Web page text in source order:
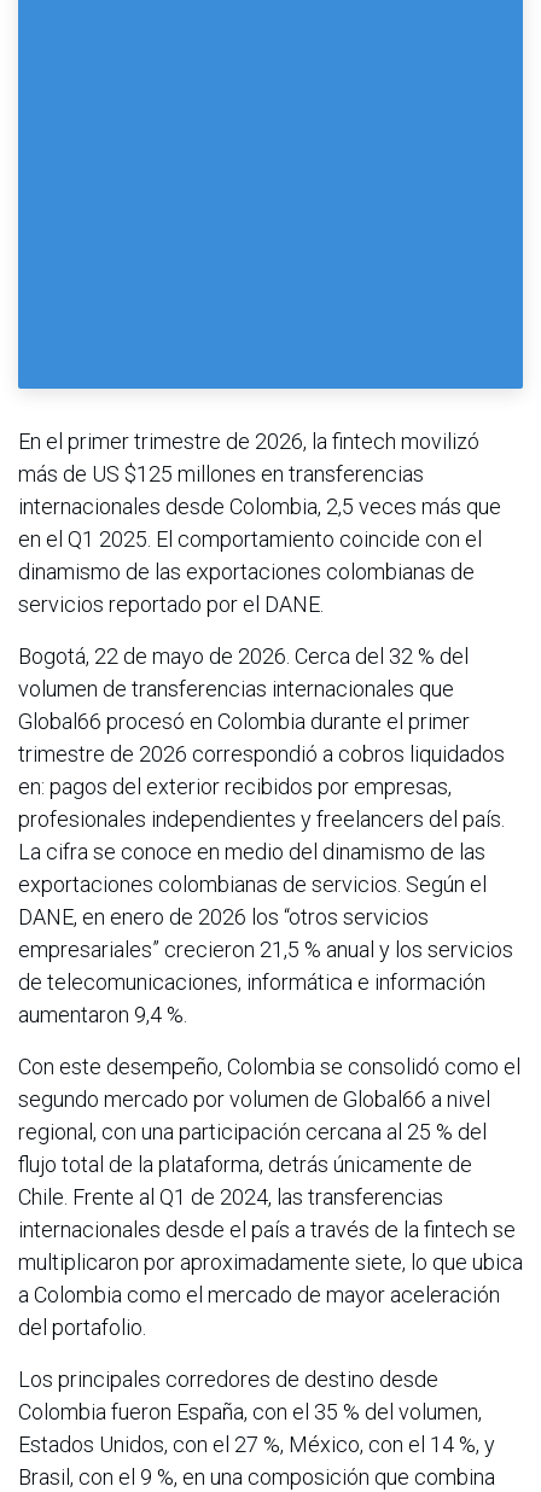
En el primer trimestre de 2026, la fintech movilizó
más de US $125 millones en transferencias
internacionales desde Colombia, 2,5 veces más que
en el Q1 2025. El comportamiento coincide con el
dinamismo de las exportaciones colombianas de
servicios reportado por el DANE.
Bogotá, 22 de mayo de 2026. Cerca del 32 % del
volumen de transferencias internacionales que
Global66 procesó en Colombia durante el primer
trimestre de 2026 correspondió a cobros liquidados
en: pagos del exterior recibidos por empresas,
profesionales independientes y freelancers del país.
La cifra se conoce en medio del dinamismo de las
exportaciones colombianas de servicios. Según el
DANE, en enero de 2026 los “otros servicios
empresariales” crecieron 21,5 % anual y los servicios
de telecomunicaciones, informática e información
aumentaron 9,4 %.
Con este desempeño, Colombia se consolidó como el
segundo mercado por volumen de Global66 a nivel
regional, con una participación cercana al 25 % del
flujo total de la plataforma, detrás únicamente de
Chile. Frente al Q1 de 2024, las transferencias
internacionales desde el país a través de la fintech se
multiplicaron por aproximadamente siete, lo que ubica
a Colombia como el mercado de mayor aceleración
del portafolio.
Los principales corredores de destino desde
Colombia fueron España, con el 35 % del volumen,
Estados Unidos, con el 27 %, México, con el 14 %, y
Brasil, con el 9 %, en una composición que combina